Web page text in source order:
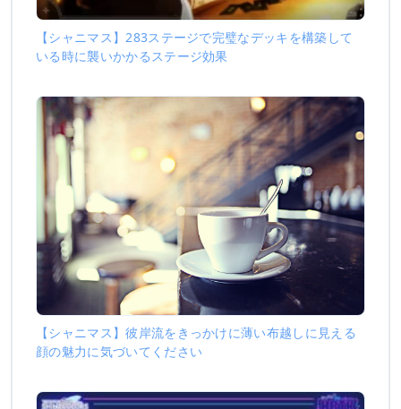
【シャニマス】283ステージで完璧なデッキを構築して
いる時に襲いかかるステージ効果
【シャニマス】彼岸流をきっかけに薄い布越しに見える
顔の魅力に気づいてください